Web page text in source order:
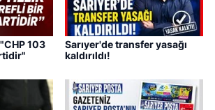
103
Sarıyer'de transfer yasağı
kaldırıldı!